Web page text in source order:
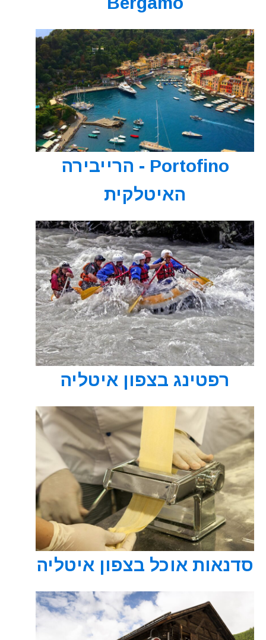
Portofino - הרייבירה
האיטלקית
רפטינג בצפון איטליה
סדנאות אוכל בצפון איטליה